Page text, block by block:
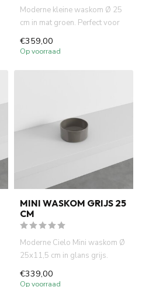
Moderne kleine waskom Ø 25
cm in mat groen. Perfect voor
fontein toiletten of kl...
€359,00
Op voorraad
MINI WASKOM GRIJS 25
CM
Moderne Cielo Mini waskom Ø
25x11,5 cm in glans grijs.
Compact, rond en ideaal v...
€339,00
Op voorraad